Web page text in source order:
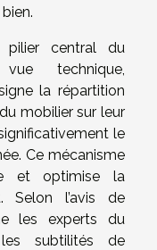
pilier central du
technique,
la répartition
mobilier sur leur
le
Ce mécanisme
et optimise la
Selon l’avis de
les experts du
les subtilités de